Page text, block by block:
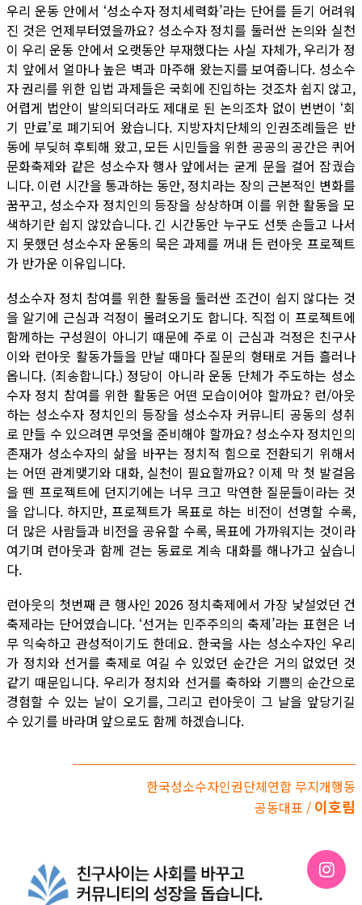
우리 운동 안에서 ‘성소수자 정치세력화’라는 단어를 듣기 어려워
진 것은 언제부터였을까요? 성소수자 정치를 둘러싼 논의와 실천
이 우리 운동 안에서 오랫동안 부재했다는 사실 자체가, 우리가 정
치 앞에서 얼마나 높은 벽과 마주해 왔는지를 보여줍니다. 성소수
자 권리를 위한 입법 과제들은 국회에 진입하는 것조차 쉽지 않고,
어렵게 법안이 발의되더라도 제대로 된 논의조차 없이 번번이 ‘회
기 만료’로 폐기되어 왔습니다. 지방자치단체의 인권조례들은 반
동에 부딪혀 후퇴해 왔고, 모든 시민들을 위한 공공의 공간은 퀴어
문화축제와 같은 성소수자 행사 앞에서는 굳게 문을 걸어 잠궜습
니다. 이런 시간을 통과하는 동안, 정치라는 장의 근본적인 변화를
꿈꾸고, 성소수자 정치인의 등장을 상상하며 이를 위한 활동을 모
색하기란 쉽지 않았습니다. 긴 시간동안 누구도 선뜻 손들고 나서
지 못했던 성소수자 운동의 묵은 과제를 꺼내 든 런아웃 프로젝트
가 반가운 이유입니다.
성소수자 정치 참여를 위한 활동을 둘러싼 조건이 쉽지 않다는 것
을 알기에 근심과 걱정이 몰려오기도 합니다. 직접 이 프로젝트에
함께하는 구성원이 아니기 때문에 주로 이 근심과 걱정은 친구사
이와 런아웃 활동가들을 만날 때마다 질문의 형태로 거듭 흘러나
옵니다. (죄송합니다.) 정당이 아니라 운동 단체가 주도하는 성소
수자 정치 참여를 위한 활동은 어떤 모습이어야 할까요? 런/아웃
하는 성소수자 정치인의 등장을 성소수자 커뮤니티 공동의 성취
로 만들 수 있으려면 무엇을 준비해야 할까요? 성소수자 정치인의
존재가 성소수자의 삶을 바꾸는 정치적 힘으로 전환되기 위해서
는 어떤 관계맺기와 대화, 실천이 필요할까요? 이제 막 첫 발걸음
을 뗀 프로젝트에 던지기에는 너무 크고 막연한 질문들이라는 것
을 압니다. 하지만, 프로젝트가 목표로 하는 비전이 선명할 수록,
더 많은 사람들과 비전을 공유할 수록, 목표에 가까워지는 것이라
여기며 런아웃과 함께 걷는 동료로 계속 대화를 해나가고 싶습니
다.
런아웃의 첫번째 큰 행사인 2026 정치축제에서 가장 낯설었던 건
축제라는 단어였습니다. ‘선거는 민주주의의 축제’라는 표현은 너
무 익숙하고 관성적이기도 한데요. 한국을 사는 성소수자인 우리
가 정치와 선거를 축제로 여길 수 있었던 순간은 거의 없었던 것
같기 때문입니다. 우리가 정치와 선거를 축하와 기쁨의 순간으로
경험할 수 있는 날이 오기를, 그리고 런아웃이 그 날을 앞당기길
수 있기를 바라며 앞으로도 함께 하겠습니다.
한국성소수자인권단체연합 무지개행동
공동대표 / 이호림